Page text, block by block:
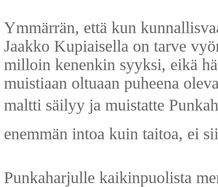
Ymmärrän, että kun
Jaakko Kupiaisella on tarve
milloin kenenkin syyksi, eikä
muistiaan oltuaan puheena
maltti säilyy ja muistatte
enemmän intoa kuin taitoa, ei
Punkaharjulle kaikinpuolista